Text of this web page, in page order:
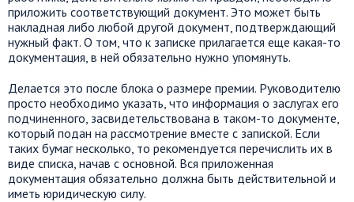
приложить соответствующий документ. Это может быть
накладная либо любой другой документ, подтверждающий
нужный факт. О том, что к записке прилагается еще какая-то
документация, в ней обязательно нужно упомянуть.
Делается это после блока о размере премии. Руководителю
просто необходимо указать, что информация о заслугах его
подчиненного, засвидетельствована в таком-то документе,
который подан на рассмотрение вместе с запиской. Если
таких бумаг несколько, то рекомендуется перечислить их в
виде списка, начав с основной. Вся приложенная
документация обязательно должна быть действительной и
иметь юридическую силу.